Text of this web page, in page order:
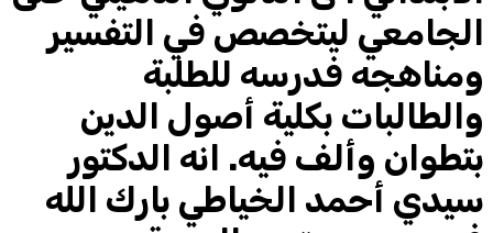
الجامعي ليتخصص في التفسير
ومناهجه فدرسه للطلبة
والطالبات بكلية أصول الدين
بتطوان وألف فيه. انه الدكتور
سيدي أحمد الخياطي بارك الله